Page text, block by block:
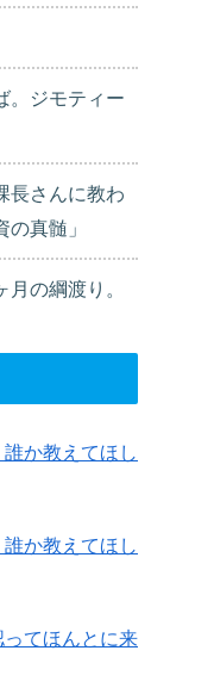
。ジモティー
長さんに教わ
真髄」
の綱渡り。
か教えてほし
か教えてほし
てほんとに来